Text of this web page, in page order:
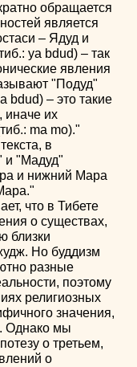
обращается
является
– Ядуд и
ya bdud) – так
явления
"Подуд"
bdud) – это такие
иначе их
ma mo)."
в
и "Мадуд"
и нижний Мара
что в Тибете
о существах,
близки
Но буддизм
разные
поэтому
религиозных
значения,
Однако мы
о третьем,
о